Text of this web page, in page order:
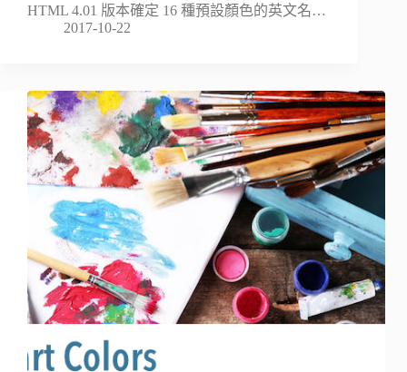
HTML 4.01 版本確定 16 種預設顏色的英文名…
2017-10-22